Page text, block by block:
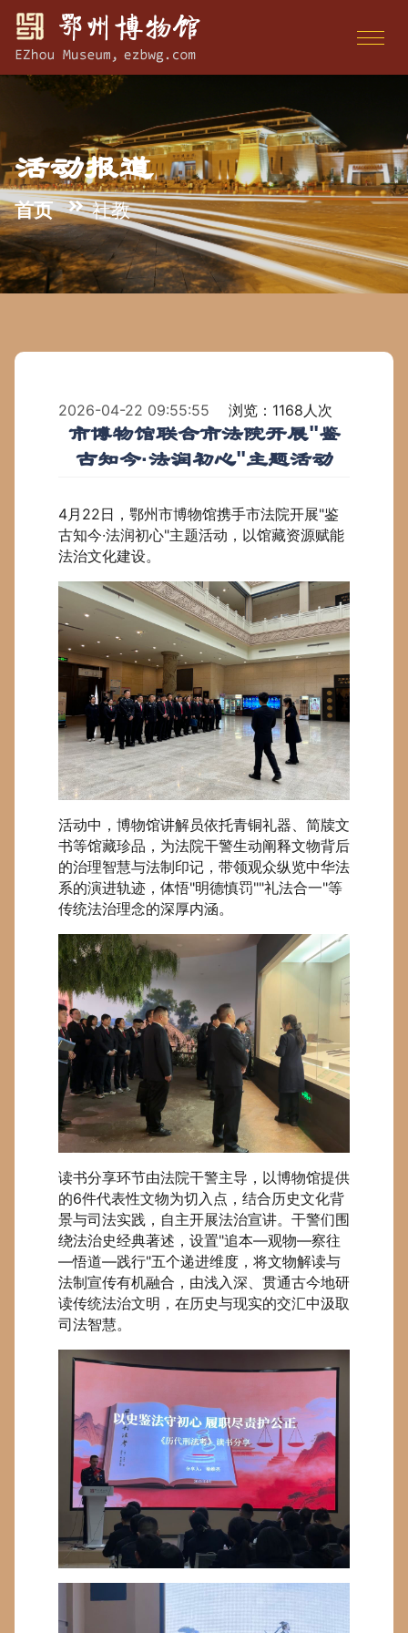
活动报道
首页 社教
2026-04-22 09:55:55 浏览：1168人次
市博物馆联合市法院开展"鉴
古知今·法润初心"主题活动
4月22日，鄂州市博物馆携手市法院开展"鉴
古知今·法润初心"主题活动，以馆藏资源赋能
法治文化建设。
活动中，博物馆讲解员依托青铜礼器、简牍文
书等馆藏珍品，为法院干警生动阐释文物背后
的治理智慧与法制印记，带领观众纵览中华法
系的演进轨迹，体悟"明德慎罚""礼法合一"等
传统法治理念的深厚内涵。
读书分享环节由法院干警主导，以博物馆提供
的6件代表性文物为切入点，结合历史文化背
景与司法实践，自主开展法治宣讲。干警们围
绕法治史经典著述，设置"追本—观物—察往
—悟道—践行"五个递进维度，将文物解读与
法制宣传有机融合，由浅入深、贯通古今地研
读传统法治文明，在历史与现实的交汇中汲取
司法智慧。